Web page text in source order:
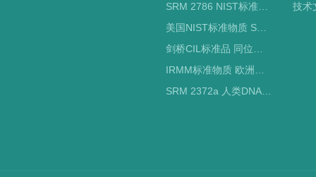
SRM 2786 NIST标准物质 PM2.5标准品
美国NIST标准物质 SRM标准品
SRM 2372a 人类DNA定量标准品 NIST标准物质
技术